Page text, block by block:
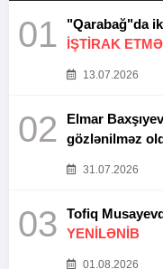
01 "Qarabağ"da
İŞTİRAK
13.07.2026
02
Elmar
gözlənilməz
31.07.2026
03
YENİLƏNİB
01.08.2026